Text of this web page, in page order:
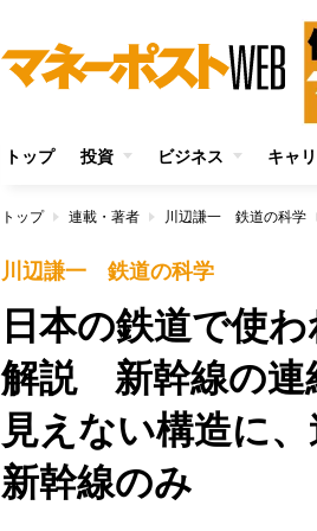
トップ 投資 ビジネス キャ
トップ 連載・著者 川辺謙一 鉄道の科学
川辺謙一 鉄道の科学
日本の鉄道で使
解説 新幹線の連
見えない構造に
新幹線のみ